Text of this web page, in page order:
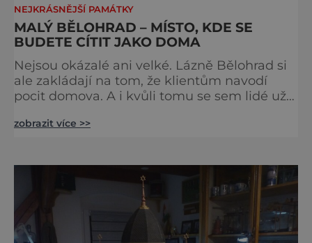
NEJKRÁSNĚJŠÍ PAMÁTKY
MALÝ BĚLOHRAD – MÍSTO, KDE SE
BUDETE CÍTIT JAKO DOMA
Nejsou okázalé ani velké. Lázně Bělohrad si
ale zakládají na tom, že klientům navodí
pocit domova. A i kvůli tomu se sem lidé už
lázeňské koncerty ani velkolepé akce.
nevšimne, ani se jí kolonáda vlastně neříká.
zobrazit více >>